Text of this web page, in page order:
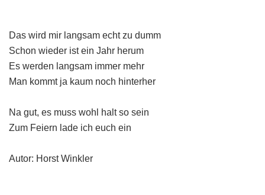
Das wird mir langsam echt zu dumm
Schon wieder ist ein Jahr herum
Es werden langsam immer mehr
Man kommt ja kaum noch hinterher
Na gut, es muss wohl halt so sein
Zum Feiern lade ich euch ein
Autor: Horst Winkler